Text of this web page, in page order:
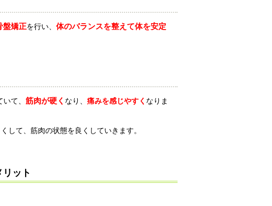
盤矯正を行い、 体のバランスを整えて体を安定
て、 筋肉が硬く なり、 痛みを感じやすく なりま
して、筋肉の状態を良くしていきます。
ット